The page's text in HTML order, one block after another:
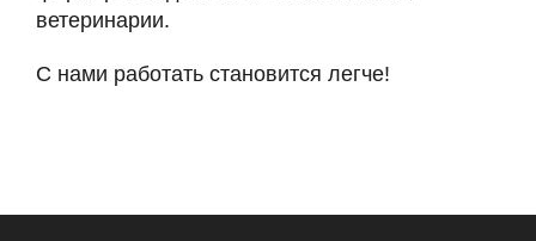
ветеринарии.
С нами работать становится легче!